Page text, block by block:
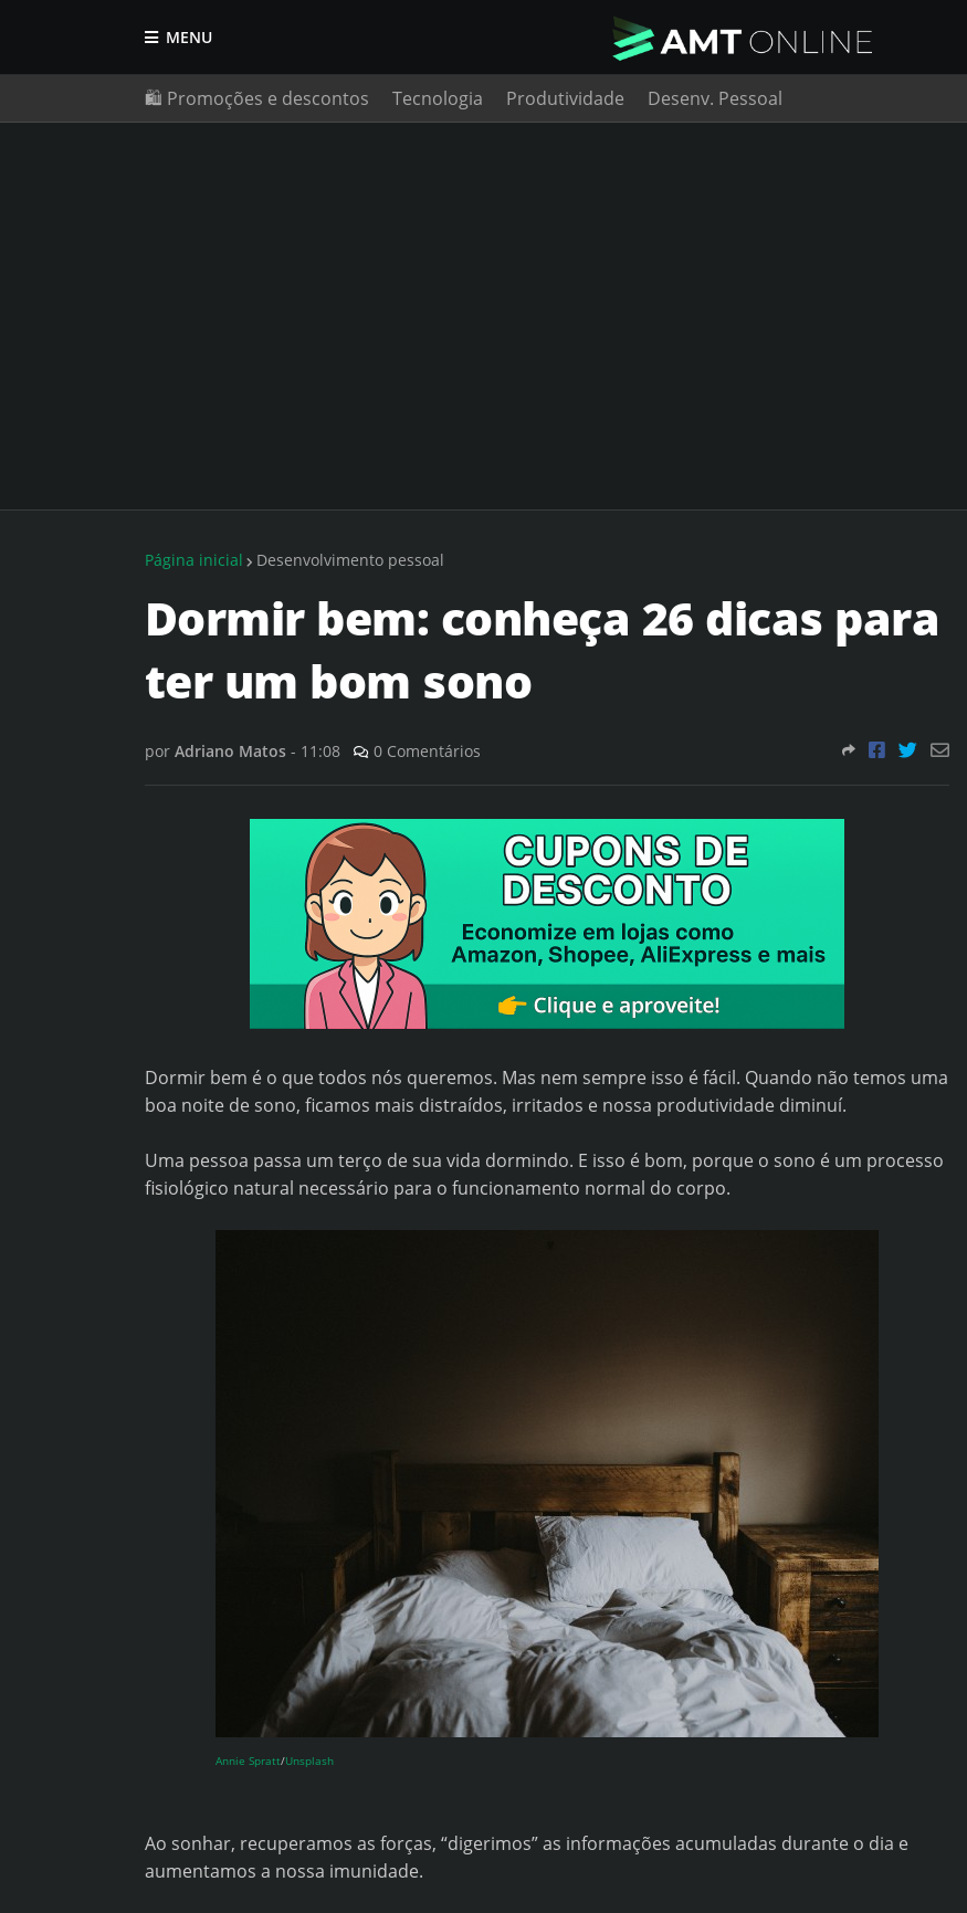
MENU
🛍️ Promoções e descontos Tecnologia Produtividade Desenv. Pessoal
Página inicial Desenvolvimento pessoal
Dormir bem: conheça 26 dicas para
ter um bom sono
por Adriano Matos - 11:08 0 Comentários
Dormir bem é o que todos nós queremos. Mas nem sempre isso é fácil. Quando não temos uma
boa noite de sono, ficamos mais distraídos, irritados e nossa produtividade diminuí.
Uma pessoa passa um terço de sua vida dormindo. E isso é bom, porque o sono é um processo
fisiológico natural necessário para o funcionamento normal do corpo.
Annie Spratt/Unsplash
Ao sonhar, recuperamos as forças, “digerimos” as informações acumuladas durante o dia e
aumentamos a nossa imunidade.